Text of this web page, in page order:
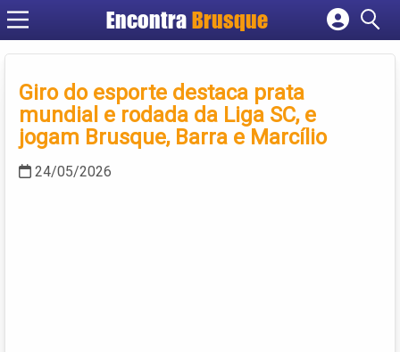
EncontraBrusque
Cadastrar empresa
Criar conta
Giro do esporte destaca prata
mundial e rodada da Liga SC, e
jogam Brusque, Barra e Marcílio
24/05/2026